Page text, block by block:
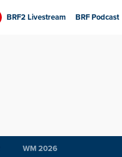
BRF2 Livestream BRF Podcast
WM 2026